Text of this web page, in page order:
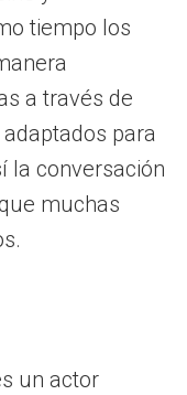
tiempo los
a través de
para
la conversación
muchas
un actor